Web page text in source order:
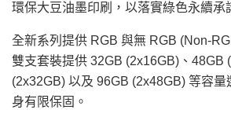
環保大豆油墨印刷，以落實綠色永續承
全新系列提供 RGB 與無 RGB (Non-
雙支套裝提供 32GB (2x16GB)、48GB
(2x32GB) 以及 96GB (2x48GB) 等容
身有限保固。